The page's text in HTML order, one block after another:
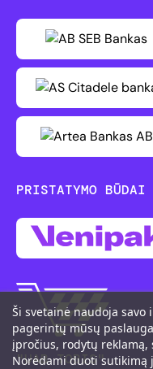
Ši svetainė naudoja
pagerintų mūsų
įpročius, rodytų
Norėdami duoti sutikimą
PRISTATYMO BŪDAI
"UAB TOBIS"